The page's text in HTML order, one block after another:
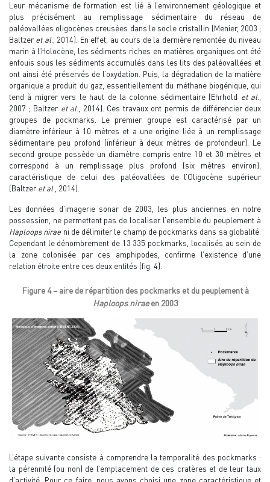
Leur mécanisme de formation est lié à l’environnement géologique et
plus précisément au remplissage sédimentaire du réseau de
paléovallées oligocènes creusées dans le socle cristallin (Menier, 2003 ;
Baltzer et al., 2014). En effet, au cours de la dernière remontée du niveau
marin à l’Holocène, les sédiments riches en matières organiques ont été
enfouis sous les sédiments accumulés dans les lits des paléovallées et
ont ainsi été préservés de l’oxydation. Puis, la dégradation de la matière
organique a produit du gaz, essentiellement du méthane biogénique, qui
tend à migrer vers le haut de la colonne sédimentaire (Ehrhold et al.,
2007 ; Baltzer et al., 2014). Ces travaux ont permis de différencier deux
groupes de pockmarks. Le premier groupe est caractérisé par un
diamètre inférieur à 10 mètres et a une origine liée à un remplissage
sédimentaire peu profond (inférieur à deux mètres de profondeur). Le
second groupe possède un diamètre compris entre 10 et 30 mètres et
correspond à un remplissage plus profond (six mètres environ),
caractéristique de celui des paléovallées de l’Oligocène supérieur
(Baltzer et al., 2014).
Les données d’imagerie sonar de 2003, les plus anciennes en notre
possession, ne permettent pas de localiser l’ensemble du peuplement à
Haploops nirae ni de délimiter le champ de pockmarks dans sa globalité.
Cependant le dénombrement de 13 335 pockmarks, localisés au sein de
la zone colonisée par ces amphipodes, confirme l’existence d’une
relation étroite entre ces deux entités (fig. 4).
Figure 4 – aire de répartition des pockmarks et du peuplement à
Haploops niraeen 2003
L’étape suivante consiste à comprendre la temporalité des pockmarks :
la pérennité (ou non) de l’emplacement de ces cratères et de leur taux